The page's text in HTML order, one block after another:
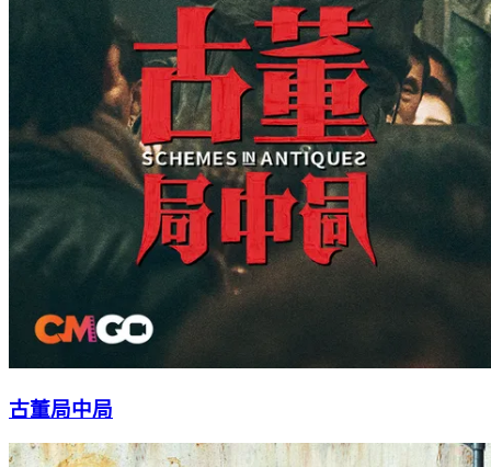
古董局中局